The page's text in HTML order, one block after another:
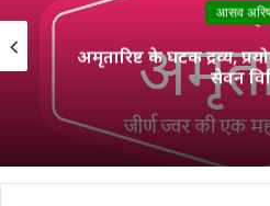
आसव
अमृतारिष्ट के घटक द्रव्य,
सेवन